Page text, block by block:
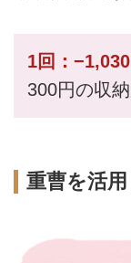
1回：
300円の収
重曹を活